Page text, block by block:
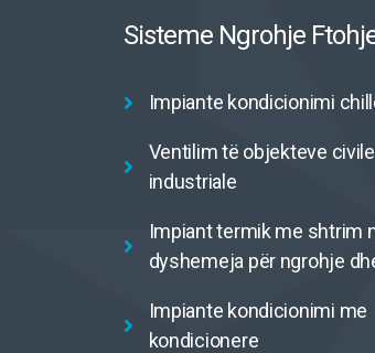
Sisteme Ngrohje
Impiante kondicionimi
Ventilim të objekteve
industriale
Impiant termik me shtrim
dyshemeja për ngrohje
Impiante kondicionimi me
kondicionere